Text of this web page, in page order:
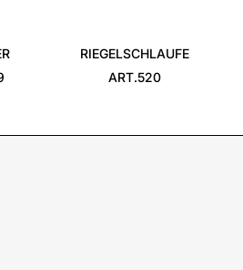
RIEGELSCHLAUFE
ART.520